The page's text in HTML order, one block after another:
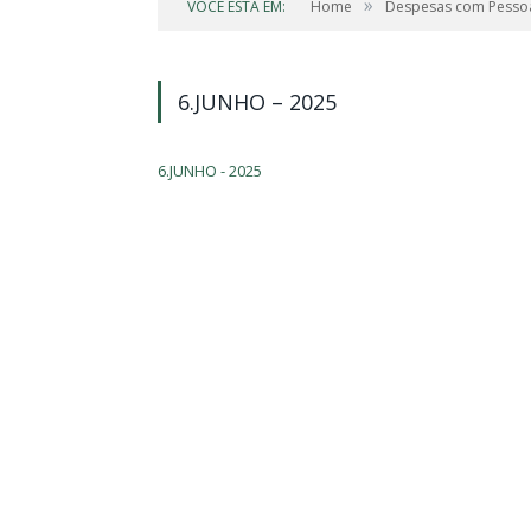
VOCÊ ESTÁ EM: Home Despesas com
6.JUNHO – 2025
6.JUNHO - 2025